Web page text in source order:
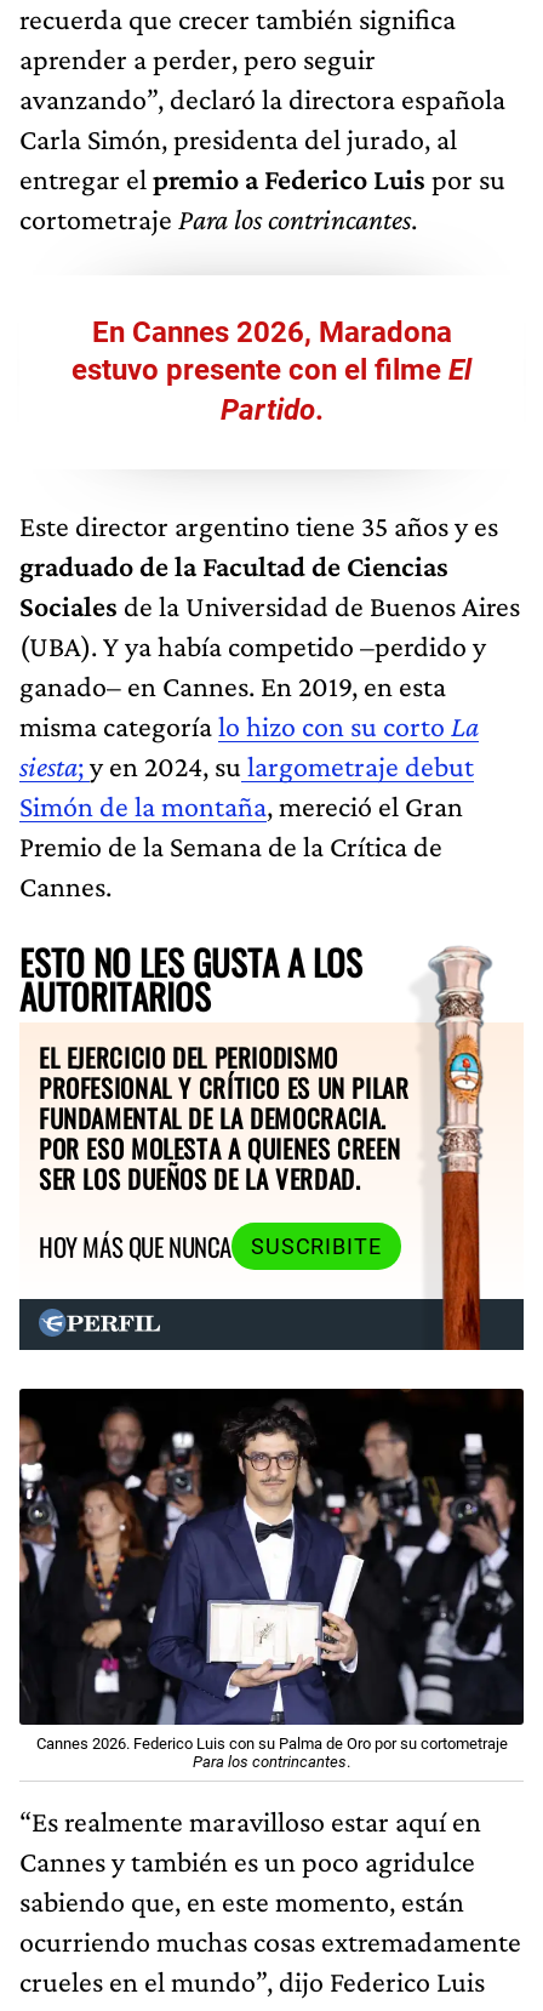
recuerda que crecer también significa
aprender a perder, pero seguir
avanzando”, declaró la directora española
Carla Simón, presidenta del jurado, al
entregar el premio a Federico Luis por su
cortometraje Para los contrincantes.
En Cannes 2026, Maradona
estuvo presente con el filme El
Partido.
Este director argentino tiene 35 años y es
graduado de la Facultad de Ciencias
Sociales de la Universidad de Buenos Aires
(UBA). Y ya había competido –perdido y
ganado– en Cannes. En 2019, en esta
misma categoríalo hizo con su corto La
siesta;y en 2024, su largometraje debut
Simón de la montaña, mereció el Gran
Premio de la Semana de la Crítica de
Cannes.
ESTO NO LES GUSTA A LOS
AUTORITARIOS
EL EJERCICIO DEL PERIODISMO
PROFESIONAL Y CRÍTICO ES UN PILAR
FUNDAMENTAL DE LA DEMOCRACIA.
POR ESO MOLESTA A QUIENES CREEN
SER LOS DUEÑOS DE LA VERDAD.
HOY MÁS QUE NUNCA
SUSCRIBITE
Cannes 2026. Federico Luis con su Palma de Oro por su cortometraje
Para los contrincantes.
“Es realmente maravilloso estar aquí en
Cannes y también es un poco agridulce
sabiendo que, en este momento, están
ocurriendo muchas cosas extremadamente
crueles en el mundo”, dijo Federico Luis